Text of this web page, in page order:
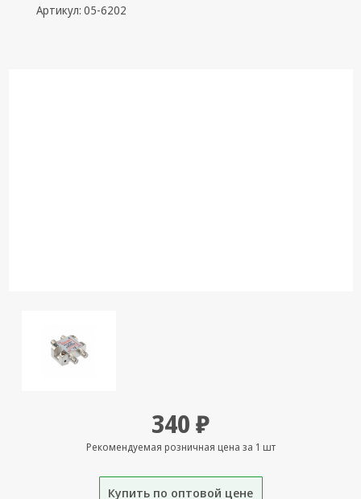
Пульты
Шнуры,
Штекеры,
Переходники
Аудиотехника
Инструменты
Артикул: 05-6202
340 ₽
Рекомендуемая розничная цена за 1 шт
Купить по оптовой цене